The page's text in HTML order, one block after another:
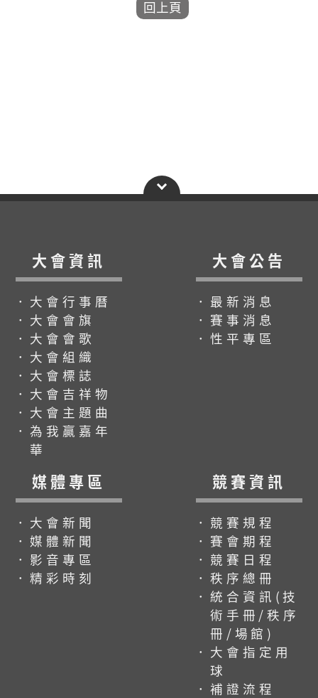
大會資訊
．大會行事曆
．大會會旗
．大會會歌
．大會組織
．大會標誌
．大會吉祥物
．大會主題曲
．為我贏嘉年
華
大會公告
．最新消息
．賽事消息
．性平專區
媒體專區
．大會新聞
．媒體新聞
．影音專區
．精彩時刻
競賽資訊
．競賽規程
．賽會期程
．競賽日程
．秩序總冊
．統合資訊(技
術手冊/秩序
冊/場館)
．大會指定用
球
．補證流程